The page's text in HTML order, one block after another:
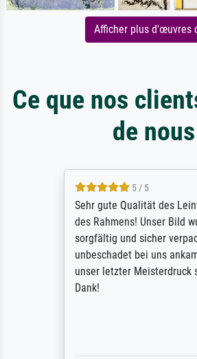
Afficher plus d'œuvres
Ce que nos
de nous
5 / 5
Sehr gute Qualität des
des Rahmens! Unser Bild
sorgfältig und sicher verpackt,
unbeschadet bei uns ankam.
unser letzter Meisterdruck
Dank!